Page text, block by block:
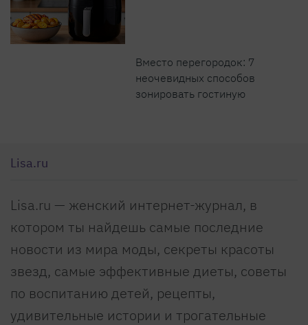
Вместо перегородок: 7
неочевидных способов
зонировать гостиную
Lisa.ru
Lisa.ru — женский интернет-журнал, в
котором ты найдешь самые последние
новости из мира моды, секреты красоты
звезд, самые эффективные диеты, советы
по воспитанию детей, рецепты,
удивительные истории и трогательные